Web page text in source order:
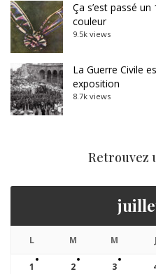
Ça s’est passé
couleur
9.5k views
La Guerre Civile
exposition
8.7k views
Retrouvez
L M M J
1 2 3